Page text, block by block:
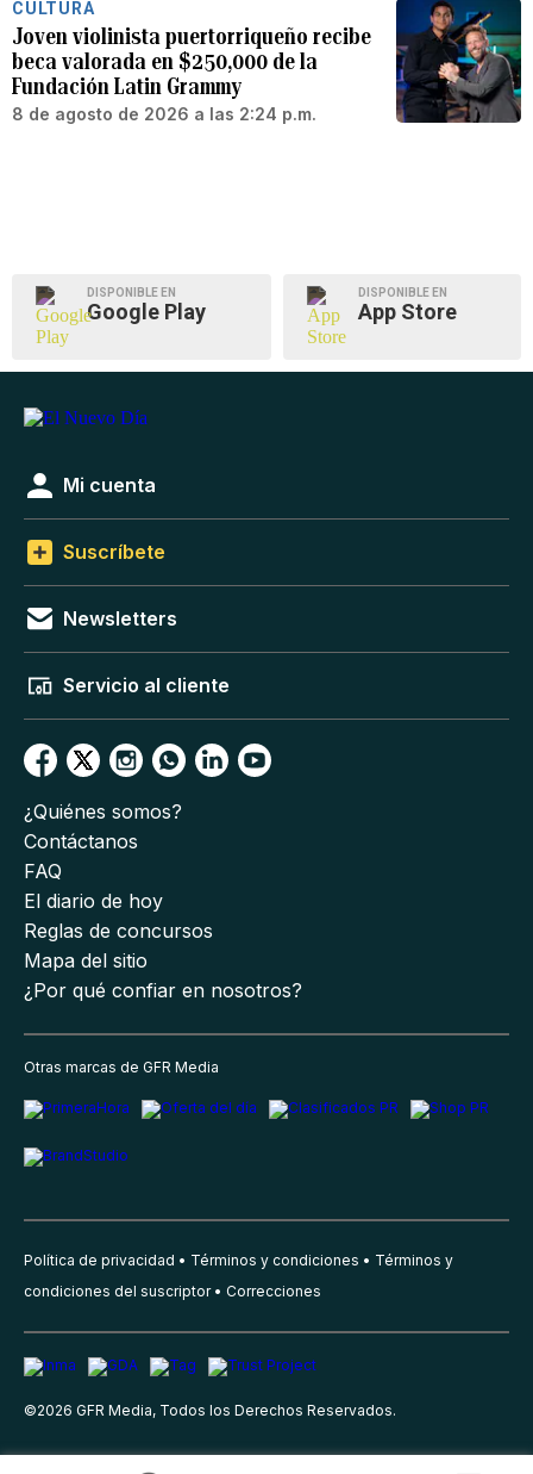
CULTURA
Joven violinista puertorriqueño recibe
beca valorada en $250,000 de la
Fundación Latin Grammy
8 de agosto de 2026 a las 2:24 p.m.
DISPONIBLE EN
Google Play
DISPONIBLE EN
App Store
Mi cuenta
Suscríbete
Newsletters
Servicio al cliente
¿Quiénes somos?
Contáctanos
FAQ
El diario de hoy
Reglas de concursos
Mapa del sitio
¿Por qué confiar en nosotros?
Otras marcas de GFR Media
Política de privacidad Términos y condiciones
Términos y
condiciones del suscriptor
Correcciones
©2026 GFR Media, Todos los Derechos Reservados.